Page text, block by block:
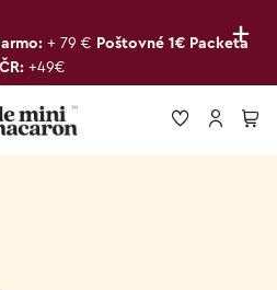
+
+ 79 € Poštovné 1€ Packeta
ČR: +49€